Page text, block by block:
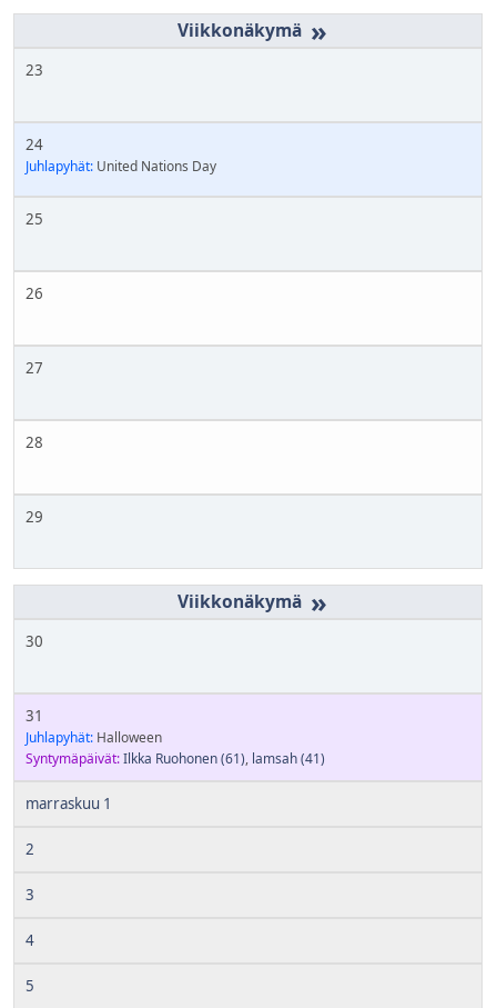
»
23
24
Juhlapyhät: United Nations Day
25
26
27
28
29
»
30
31
Juhlapyhät: Halloween
Syntymäpäivät:Ilkka Ruohonen(61), lamsah(41)
marraskuu 1
2
3
4
5